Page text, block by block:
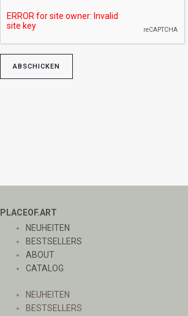
Bitte lasse dieses Feld leer.
PLACEOF.ART
NEUHEITEN
BESTSELLERS
ABOUT
CATALOG
NEUHEITEN
BESTSELLERS